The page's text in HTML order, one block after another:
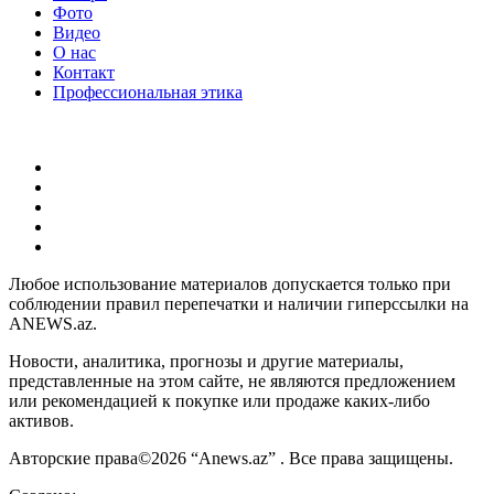
Фото
Видео
О нас
Контакт
Профессиональная этика
Любое использование материалов допускается только при
соблюдении правил перепечатки и наличии гиперссылки на
ANEWS.az.
Новости, аналитика, прогнозы и другие материалы,
представленные на этом сайте, не являются предложением
или рекомендацией к покупке или продаже каких-либо
активов.
Авторские права©2026 “Anews.az” . Все права защищены.